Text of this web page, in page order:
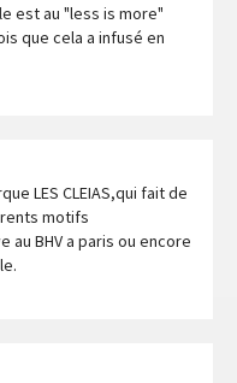
est au "less is more"
que cela a infusé en
LES CLEIAS,qui fait de
motifs
BHV a paris ou encore